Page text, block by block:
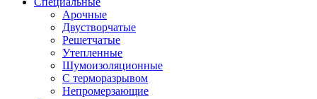
Арочные
Двустворчатые
Решетчатые
Утепленные
Шумоизоляционные
С терморазрывом
Непромерзающие